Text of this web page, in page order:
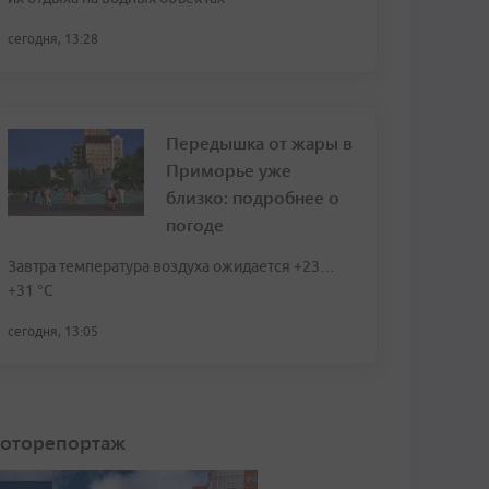
сегодня, 13:28
Передышка от жары в
Приморье уже
близко: подробнее о
погоде
Завтра температура воздуха ожидается +23…
+31 °C
сегодня, 13:05